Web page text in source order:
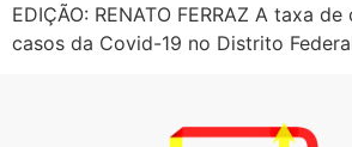
EDIÇÃO: RENATO FERRAZ A taxa
casos da Covid-19 no Distrito